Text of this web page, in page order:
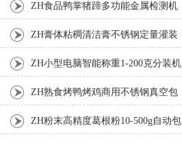
ZH食品鸭掌猪蹄多功能金属检测机
ZH膏体粘稠清洁膏不锈钢定量灌装
机厂家 ZH小型电脑智能称重1-200克分装机
ZH熟食烤鸭烤鸡商用不锈钢真空包
装机 ZH粉末高精度葛根粉10-500g自动包